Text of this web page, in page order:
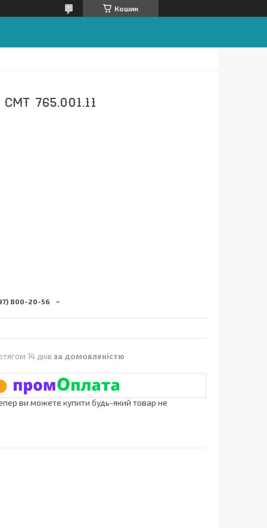
Кошик
765.001.11
800-20-56
14 днів за домовленістю
ви можете купити будь-який товар не